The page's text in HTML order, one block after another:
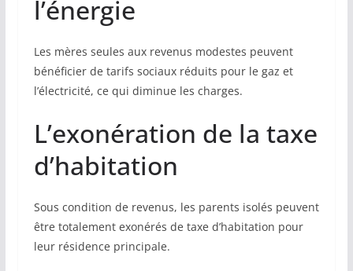
l’énergie
Les mères seules aux revenus modestes peuvent
bénéficier de tarifs sociaux réduits pour le gaz et
l’électricité, ce qui diminue les charges.
L’exonération de la taxe
d’habitation
Sous condition de revenus, les parents isolés peuvent
être totalement exonérés de taxe d’habitation pour
leur résidence principale.